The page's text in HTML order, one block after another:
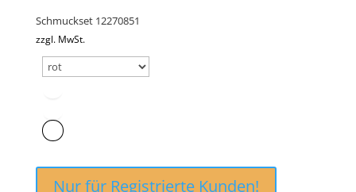
Schmuckset 12270851
zzgl. MwSt.
Nur für Registrierte Kunden!